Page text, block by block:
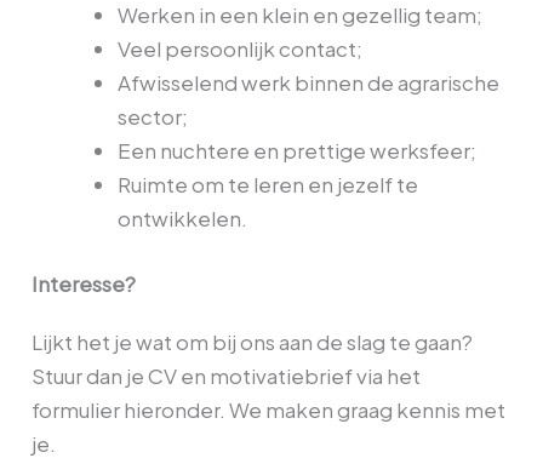
Werken in een klein en gezellig team;
Veel persoonlijk contact;
Afwisselend werk binnen de agrarische
sector;
Een nuchtere en prettige werksfeer;
Ruimte om te leren en jezelf te
ontwikkelen.
Interesse?
Lijkt het je wat om bij ons aan de slag te gaan?
Stuur dan je CV en motivatiebrief via het
formulier hieronder. We maken graag kennis met
je.